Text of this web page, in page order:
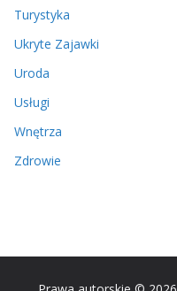
Turystyka
Ukryte Zajawki
Uroda
Usługi
Wnętrza
Zdrowie